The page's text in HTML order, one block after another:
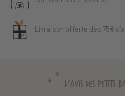
Livraison offerte dès 75€
L'AVIS DES PETITS